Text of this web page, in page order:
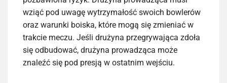
wziąć pod uwagę wytrzymałość swoich bowlerów
oraz warunki boiska, które mogą się zmieniać w
trakcie meczu. Jeśli drużyna przegrywająca zdoła
się odbudować, drużyna prowadząca może
znaleźć się pod presją w ostatnim wejściu.